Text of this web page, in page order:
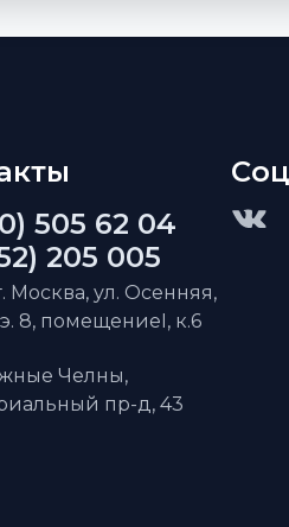
505 62 04
205 005
Москва, ул. Осенняя,
8, помещениеI, к.6
Челны,
пр-д, 43